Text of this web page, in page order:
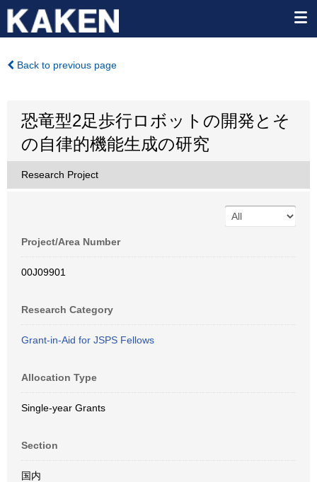
Back to previous page
恐竜型2足歩行ロボットの開発とそ
の自律的機能生成の研究
Research Project
Project/Area Number
00J09901
Research Category
Grant-in-Aid for JSPS Fellows
Allocation Type
Single-year Grants
Section
国内